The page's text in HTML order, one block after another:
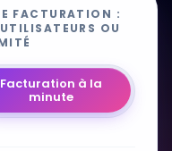
Source
FACTURATION :
OU
Facturation à la
minute